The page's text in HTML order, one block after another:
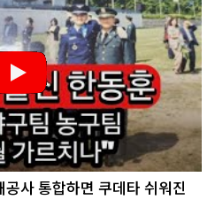
사 통합하면 쿠데타 쉬워진